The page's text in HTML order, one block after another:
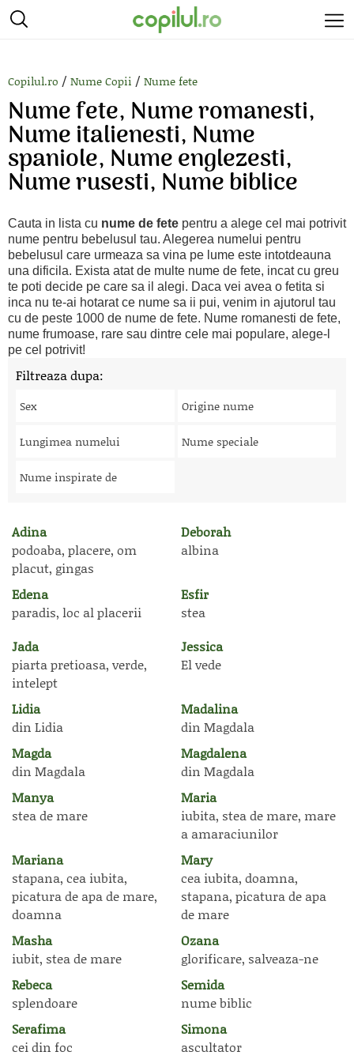
Copilul.ro / Nume Copii / Nume fete
Nume fete, Nume romanesti,
Nume italienesti, Nume
spaniole, Nume englezesti,
Nume rusesti, Nume biblice
Cauta in lista cu nume de fete pentru a alege cel mai potrivit
nume pentru bebelusul tau. Alegerea numelui pentru
bebelusul care urmeaza sa vina pe lume este intotdeauna
una dificila. Exista atat de multe nume de fete, incat cu greu
te poti decide pe care sa il alegi. Daca vei avea o fetita si
inca nu te-ai hotarat ce nume sa ii pui, venim in ajutorul tau
cu de peste 1000 de nume de fete. Nume romanesti de fete,
nume frumoase, rare sau dintre cele mai populare, alege-l
pe cel potrivit!
Filtreaza dupa:
Sex Origine nume
Lungimea numelui Nume speciale
Nume inspirate de
Adina
podoaba, placere, om
placut, gingas
Deborah
albina
Edena
paradis, loc al placerii
Esfir
stea
Jada
piarta pretioasa, verde,
intelept
Jessica
El vede
Lidia
din Lidia
Madalina
din Magdala
Magda
din Magdala
Magdalena
din Magdala
Manya
stea de mare
Maria
iubita, stea de mare, mare
a amaraciunilor
Mariana
stapana, cea iubita,
picatura de apa de mare,
doamna
Mary
cea iubita, doamna,
stapana, picatura de apa
de mare
Masha
iubit, stea de mare
Ozana
glorificare, salveaza-ne
Rebeca
splendoare
Semida
nume biblic
Serafima
cei din foc
Simona
ascultator